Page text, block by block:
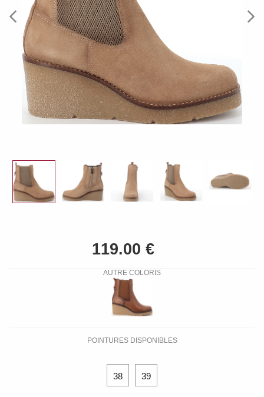
Previous
AUTRE COLORIS
POINTURES DISPONIBLES
38 39